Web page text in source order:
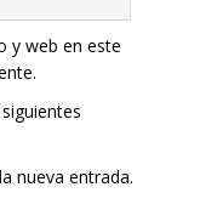
y web en este
nueva entrada.